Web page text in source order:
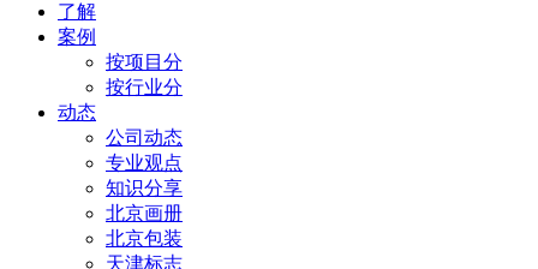
了解
案例
按项目分
按行业分
动态
公司动态
专业观点
知识分享
北京画册
北京包装
天津标志